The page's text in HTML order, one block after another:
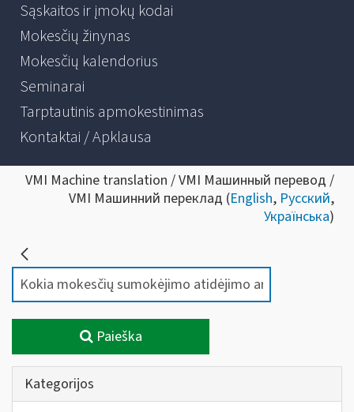
Sąskaitos ir įmokų kodai
Mokesčių žinynas
Mokesčių kalendorius
Seminarai
Tarptautinis apmokestinimas
Kontaktai / Apklausa
VMI Machine translation / VMI Машинный перевод /
VMI Машинний переклад (English, Русский,
Українська)
Paieška
Kategorijos